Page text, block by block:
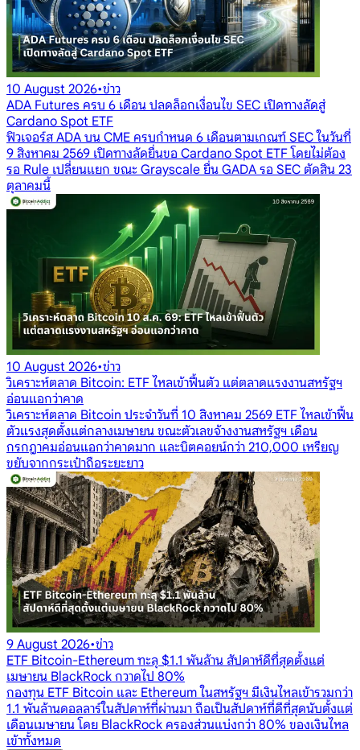
10 August 2026•ข่าว
ADA Futures ครบ 6 เดือน ปลดล็อกเงื่อนไข SEC เปิดทางลัดสู่
Cardano Spot ETF
ฟิวเจอร์ส ADA บน CME ครบกำหนด 6 เดือนตามเกณฑ์ SEC ในวันที่
9 สิงหาคม 2569 เปิดทางลัดยื่นขอ Cardano Spot ETF โดยไม่ต้อง
รอ Rule เปลี่ยนแยก ขณะ Grayscale ยื่น GADA รอ SEC ตัดสิน 23
ตุลาคมนี้
10 August 2026•ข่าว
วิเคราะห์ตลาด Bitcoin: ETF ไหลเข้าฟื้นตัว แต่ตลาดแรงงานสหรัฐฯ
อ่อนแอกว่าคาด
วิเคราะห์ตลาด Bitcoin ประจำวันที่ 10 สิงหาคม 2569 ETF ไหลเข้าฟื้น
ตัวแรงสุดตั้งแต่กลางเมษายน ขณะตัวเลขจ้างงานสหรัฐฯ เดือน
กรกฎาคมอ่อนแอกว่าคาดมาก และบิตคอยน์กว่า 210,000 เหรียญ
ขยับจากกระเป๋าถือระยะยาว
9 August 2026•ข่าว
ETF Bitcoin-Ethereum ทะลุ $1.1 พันล้าน สัปดาห์ดีที่สุดตั้งแต่
เมษายน BlackRock กวาดไป 80%
กองทุน ETF Bitcoin และ Ethereum ในสหรัฐฯ มีเงินไหลเข้ารวมกว่า
1.1 พันล้านดอลลาร์ในสัปดาห์ที่ผ่านมา ถือเป็นสัปดาห์ที่ดีที่สุดนับตั้งแต่
เดือนเมษายน โดย BlackRock ครองส่วนแบ่งกว่า 80% ของเงินไหล
เข้าทั้งหมด